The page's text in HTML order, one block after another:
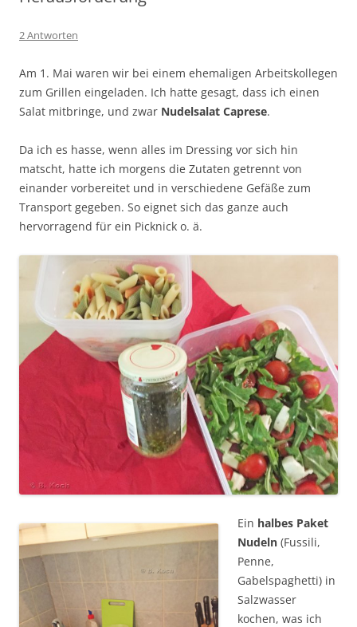
2 Antworten
Am 1. Mai waren wir bei einem ehemaligen Arbeitskollegen
zum Grillen eingeladen. Ich hatte gesagt, dass ich einen
Salat mitbringe, und zwar Nudelsalat Caprese.
Da ich es hasse, wenn alles im Dressing vor sich hin
matscht, hatte ich morgens die Zutaten getrennt von
einander vorbereitet und in verschiedene Gefäße zum
Transport gegeben. So eignet sich das ganze auch
hervorragend für ein Picknick o. ä.
Ein halbes Paket
Nudeln (Fussili,
Penne,
Gabelspaghetti) in
Salzwasser
kochen, was ich